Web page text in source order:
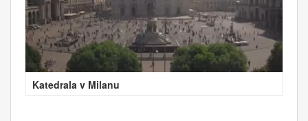
Katedrala v Milanu